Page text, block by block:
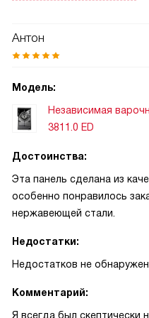
инцидент быстро
быстро кипячу воду для
предсказуемо.
легко чистится, пятна и
целом очень доволен и
повседневной кухни!
выручает, если
сковорода была готова к
Ещё одна полезная опция
поддержание тепла. Часто
аккуратно, еда не
подачи. Функция
индикация остаточного
за безопасность и
когда в доме маленькие
Антон
Модель:
Независимая
3811.0 ED
Достоинства:
Эта панель сделана из
особенно понравилось
нержавеющей стали.
Недостатки:
Недостатков не
Комментарий:
Я всегда был скептически